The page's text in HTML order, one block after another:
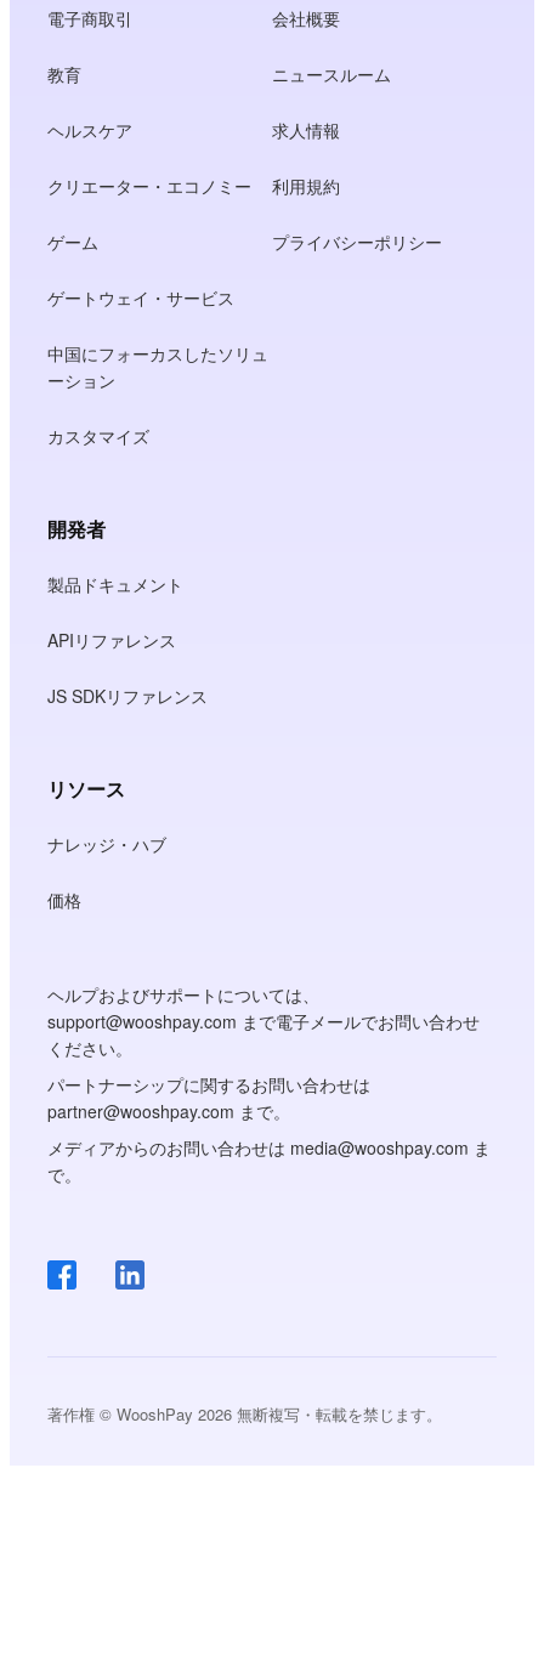
電子商取引
教育
ヘルスケア
クリエーター・エコノミー
ゲーム
ゲートウェイ・サービス
中国にフォーカスしたソリュ
ーション
カスタマイズ
会社概要
ニュースルーム
求人情報
利用規約
プライバシーポリシー
開発者
製品ドキュメント
APIリファレンス
JS SDKリファレンス
リソース
ナレッジ・ハブ
価格
ヘルプおよびサポートについては、
support@wooshpay.com まで電子メールでお問い合わせ
ください。
パートナーシップに関するお問い合わせは
partner@wooshpay.com まで。
メディアからのお問い合わせは media@wooshpay.com ま
で。
著作権 © WooshPay 2026 無断複写・転載を禁じます。